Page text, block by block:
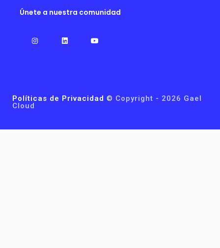
Únete a nuestra comunidad
Políticas de Privacidad © Copyright - 2026 Gael
Cloud